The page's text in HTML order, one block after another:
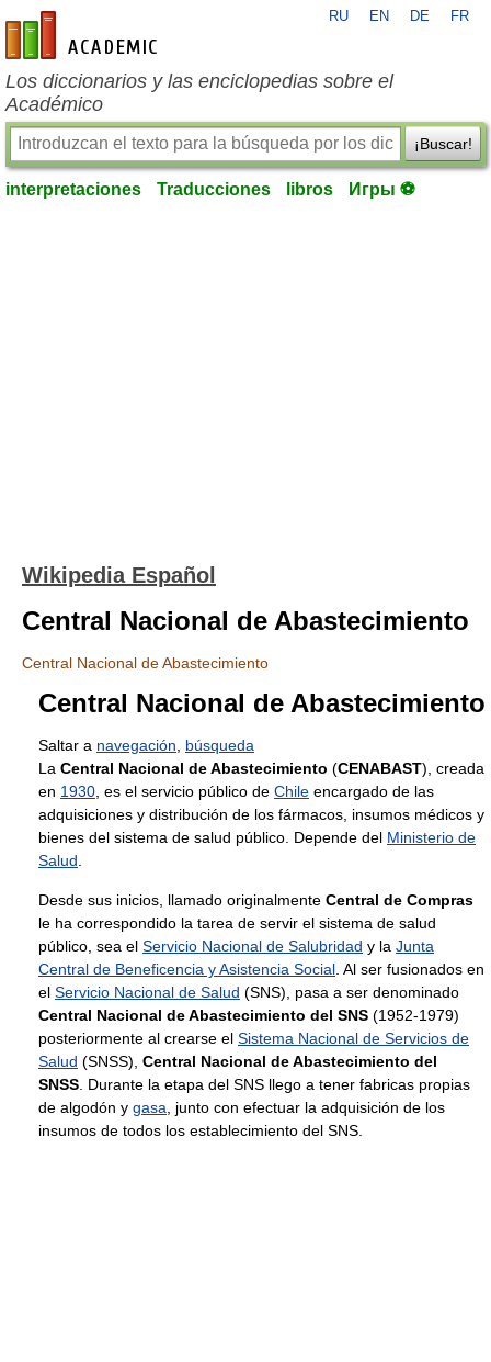
es-academic.com
RU EN DE FR
Los diccionarios y las enciclopedias sobre el
Académico
¡Buscar!
interpretaciones Traducciones libros Игры ⚽
Wikipedia Español
Central Nacional de Abastecimiento
Central Nacional de Abastecimiento
Central Nacional de Abastecimiento
Saltar a navegación
búsqueda
La Central Nacional de Abastecimiento (CENABAST), creada
en 1930 , es el servicio público de Chile encargado de las
adquisiciones y distribución de los fármacos, insumos médicos y
bienes del sistema de salud público. Depende del Ministerio de
Salud
Desde sus inicios, llamado originalmente Central de Compras
le ha correspondido la tarea de servir el sistema de salud
público, sea el Servicio Nacional de Salubridad y la Junta
Central de Beneficencia y Asistencia Social . Al ser fusionados en
el Servicio Nacional de Salud (SNS), pasa a ser denominado
Central Nacional de Abastecimiento del SNS (1952-1979)
posteriormente al crearse el Sistema Nacional de Servicios de
Salud (SNSS), Central Nacional de Abastecimiento del
SNSS . Durante la etapa del SNS llego a tener fabricas propias
de algodón y gasa , junto con efectuar la adquisición de los
insumos de todos los establecimiento del SNS.